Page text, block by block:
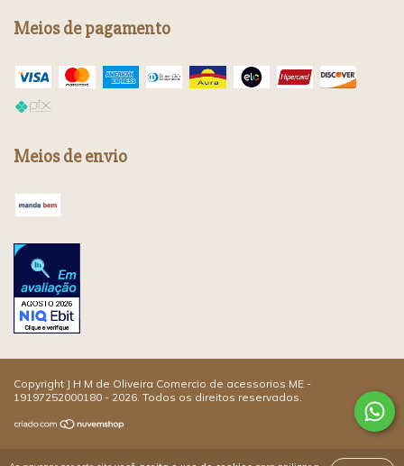
Meios de pagamento
Meios de envio
Copyright J H M de Oliveira Comercio de acessorios ME -
19197252000180 - 2026. Todos os direitos reservados.